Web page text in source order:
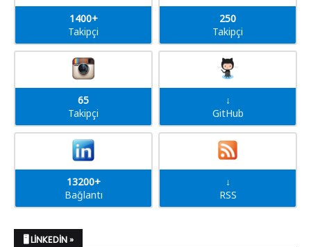
1400+
Takipçi
250
Takipçi
65
Takipçi
↓
GitHub
13200+
Bağlantı
↓
RSS
🖥️ LINKEDIN »